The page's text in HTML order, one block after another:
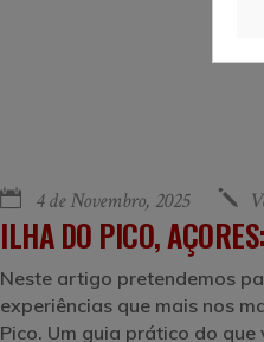
4 de Novembro, 2025
ILHA DO PICO,
Neste artigo pretendemos
experiências que mais nos
Pico. Um guia prático do